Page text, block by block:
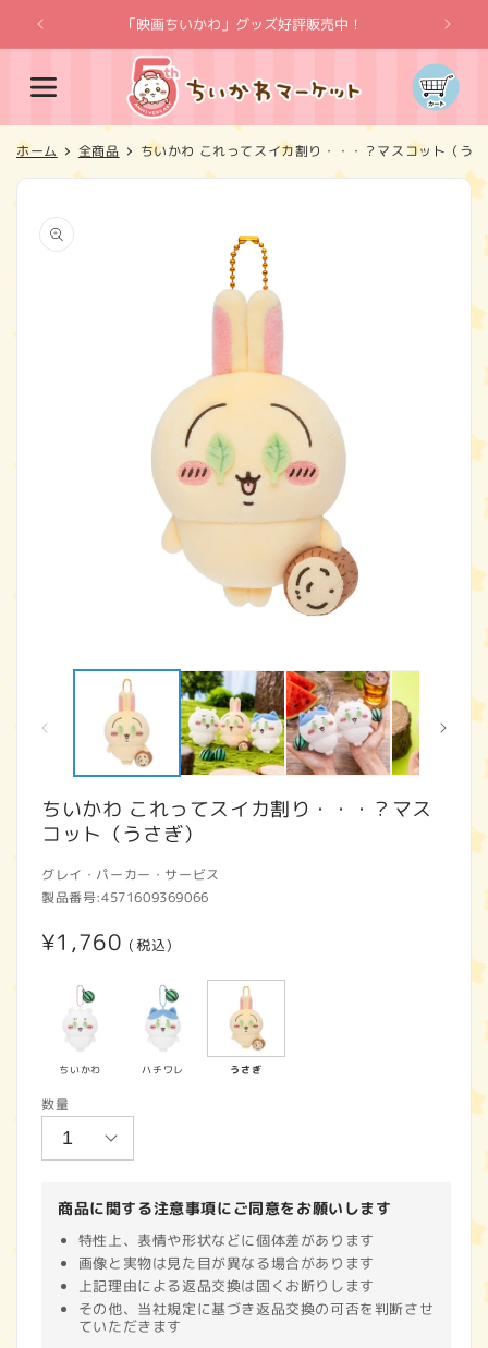
ンツに
進む
「映画ちいかわ」グッズ好評販売中！
カ
ー
ト
ホーム 全商品 ちいかわ これってスイカ割り・・・？マスコット（う
報にス
キップ
ちいかわ これってスイカ割り・・・？マス
コット（うさぎ）
グレイ・パーカー・サービス
製品番号:4571609369066
通
格
¥1,760 (税込)
ちいかわ ハチワレ うさぎ
数量
商品に関する注意事項にご同意をお願いします
特性上、表情や形状などに個体差があります
画像と実物は見た目が異なる場合があります
上記理由による返品交換は固くお断りします
その他、当社規定に基づき返品交換の可否を判断させ
ていただきます